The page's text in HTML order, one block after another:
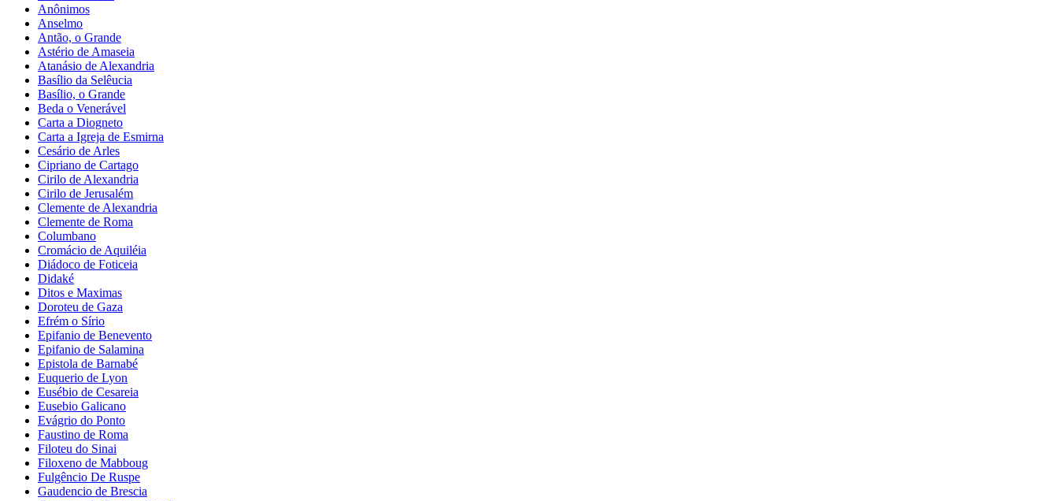
Anônimos
Anselmo
Antão, o Grande
Astério de Amaseia
Atanásio de Alexandria
Basílio da Selêucia
Basílio, o Grande
Beda o Venerável
Carta a Diogneto
Carta a Igreja de Esmirna
Cesário de Arles
Cipriano de Cartago
Cirilo de Alexandria
Cirilo de Jerusalém
Clemente de Alexandria
Clemente de Roma
Columbano
Cromácio de Aquiléia
Diádoco de Foticeia
Didaké
Ditos e Maximas
Doroteu de Gaza
Efrém o Sírio
Epifanio de Benevento
Epifanio de Salamina
Epistola de Barnabé
Euquerio de Lyon
Eusébio de Cesareia
Eusebio Galicano
Evágrio do Ponto
Faustino de Roma
Filoteu do Sinai
Filoxeno de Mabboug
Fulgêncio De Ruspe
Gaudencio de Brescia